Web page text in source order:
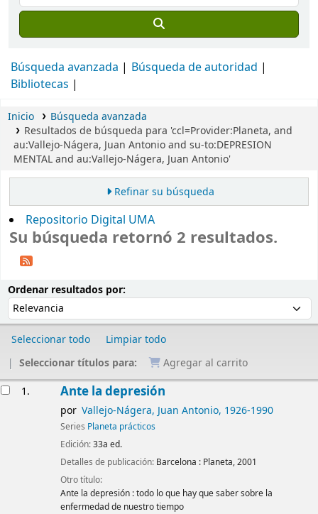
Búsqueda avanzada
Búsqueda de autoridad
Bibliotecas
Inicio
Búsqueda avanzada
Resultados de búsqueda para 'ccl=Provider:Planeta, and
au:Vallejo-Nágera, Juan Antonio and su-to:DEPRESION
MENTAL and au:Vallejo-Nágera, Juan Antonio'
Refinar su búsqueda
Repositorio Digital UMA
Su búsqueda retornó 2 resultados.
Ordenar resultados por:
Seleccionar todo
Limpiar todo
Seleccionar títulos para:
Agregar al carrito
1. Ante la depresión
por Vallejo-Nágera, Juan Antonio, 1926-1990
Series Planeta prácticos
Edición:33a ed.
Detalles de publicación: Barcelona : Planeta,2001
Otro título:
Ante la depresión : todo lo que hay que saber sobre la
enfermedad de nuestro tiempo